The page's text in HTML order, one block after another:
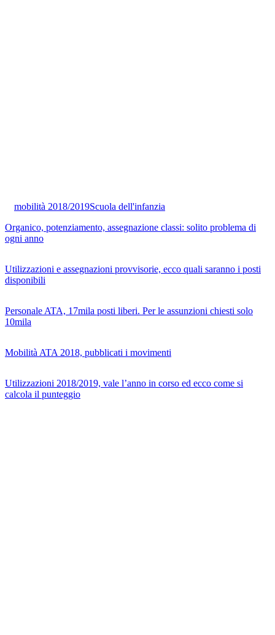
mobilità 2018/2019Scuola dell'infanzia
Organico, potenziamento, assegnazione classi: solito problema di
ogni anno
Utilizzazioni e assegnazioni provvisorie, ecco quali saranno i posti
disponibili
Personale ATA, 17mila posti liberi. Per le assunzioni chiesti solo
10mila
Mobilità ATA 2018, pubblicati i movimenti
Utilizzazioni 2018/2019, vale l’anno in corso ed ecco come si
calcola il punteggio